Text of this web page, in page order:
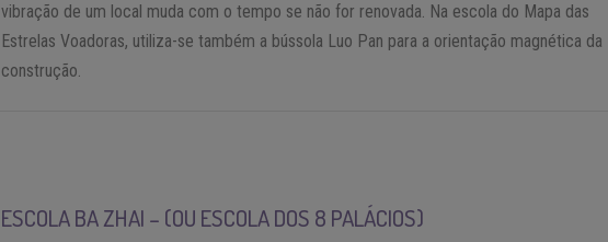
vibração de um local muda com o tempo se não for renovada. Na escola do Mapa das
Estrelas Voadoras, utiliza-se também a bússola Luo Pan para a orientação magnética da
construção.
ESCOLA BA ZHAI – (OU ESCOLA DOS 8 PALÁCIOS)